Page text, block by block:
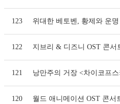
123 위대한 베토벤, 황제와 운명
122 지브리 & 디즈니 OST 콘서
121 낭만주의 거장 <차이코프
120 월드 애니메이션 OST 콘서